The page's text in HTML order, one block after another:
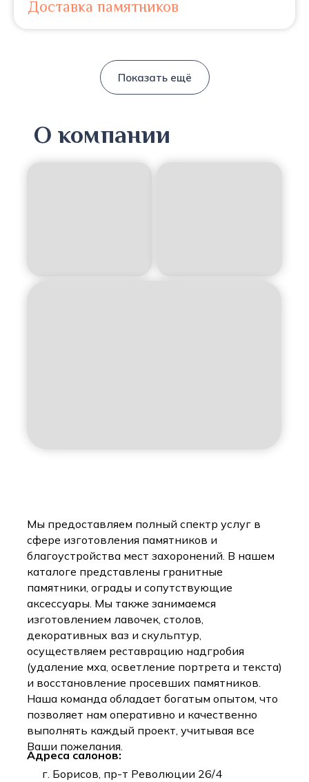
Доставка памятников
Показать ещё
Мы предоставляем полный спектр услуг в
сфере изготовления памятников и
благоустройства мест захоронений. В нашем
каталоге представлены гранитные
памятники, ограды и сопутствующие
аксессуары. Мы также занимаемся
изготовлением лавочек, столов,
декоративных ваз и скульптур,
осуществляем реставрацию надгробия
(удаление мха, осветление портрета и текста)
и восстановление просевших памятников.
Наша команда обладает богатым опытом, что
позволяет нам оперативно и качественно
выполнять каждый проект, учитывая все
Ваши пожелания.
Адреса салонов:
г. Борисов, пр-т Революции 26/4
О компании